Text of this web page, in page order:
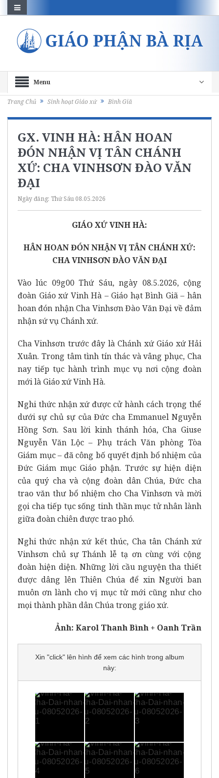
Menu
Trang Chủ Sinh hoạt Giáo xứ Bình Giã
GX. VINH HÀ: HÂN HOAN
ĐÓN NHẬN VỊ TÂN CHÁNH
XỨ: CHA VINHSƠN ĐÀO VĂN
ĐẠI
Ngày đăng: Thứ Sáu 08.05.2026
GIÁO XỨ VINH HÀ:
HÂN HOAN ĐÓN NHẬN VỊ TÂN CHÁNH XỨ:
CHA VINHSƠN ĐÀO VĂN ĐẠI
Vào lúc 09g00 Thứ Sáu, ngày 08.5.2026, cộng
đoàn Giáo xứ Vinh Hà – Giáo hạt Bình Giã – hân
hoan đón nhận Cha Vinhsơn Đào Văn Đại về đảm
nhận sứ vụ Chánh xứ.
Cha Vinhsơn trước đây là Chánh xứ Giáo xứ Hải
Xuân. Trong tâm tình tín thác và vâng phục, Cha
nay tiếp tục hành trình mục vụ nơi cộng đoàn
mới là Giáo xứ Vinh Hà.
Nghi thức nhận xứ được cử hành cách trọng thể
dưới sự chủ sự của Đức cha Emmanuel Nguyễn
Hồng Sơn. Sau lời kinh thánh hóa, Cha Giuse
Nguyễn Văn Lộc – Phụ trách Văn phòng Tòa
Giám mục – đã công bố quyết định bổ nhiệm của
Đức Giám mục Giáo phận. Trước sự hiện diện
của quý cha và cộng đoàn dân Chúa, Đức cha
trao văn thư bổ nhiệm cho Cha Vinhsơn và mời
gọi cha tiếp tục sống tinh thần mục tử nhân lành
giữa đoàn chiên được trao phó.
Nghi thức nhận xứ kết thúc, Cha tân Chánh xứ
Vinhsơn chủ sự Thánh lễ tạ ơn cùng với cộng
đoàn hiện diện. Những lời cầu nguyện tha thiết
được dâng lên Thiên Chúa để xin Người ban
muôn ơn lành cho vị mục tử mới cũng như cho
mọi thành phần dân Chúa trong giáo xứ.
Ảnh: Karol Thanh Bình + Oanh Trần
Xin "click" lên hình để xem các hình trong album
này: